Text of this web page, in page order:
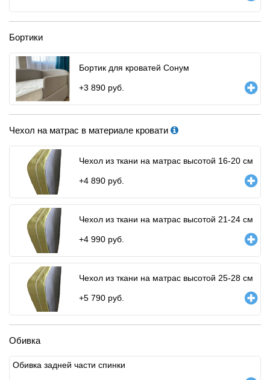
Бортики
Бортик для кроватей Сонум
+3 890 руб.
Чехол на матрас в материале кровати
Чехол из ткани на матрас высотой 16-20 см
+4 890 руб.
Чехол из ткани на матрас высотой 21-24 см
+4 990 руб.
Чехол из ткани на матрас высотой 25-28 см
+5 790 руб.
Обивка
Обивка задней части спинки